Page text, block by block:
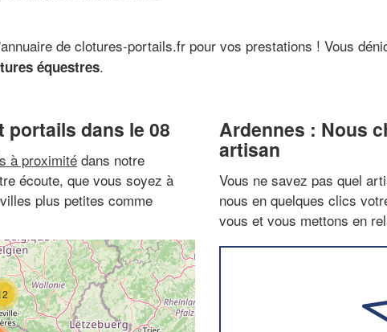
de clotures-portails.fr pour vos prestations ! Vous
équestres.
dans le 08
à proximitédans notre
écoute, que vous soyez à
plus petites comme
Ardennes : Nous
artisan
Vous ne savez pas quel
nous en quelques clics
vous et vous mettons en